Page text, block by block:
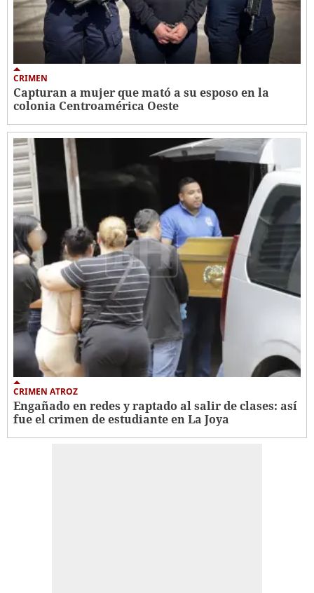
CRIMEN
Capturan a mujer que mató a su esposo en la
colonia Centroamérica Oeste
CRIMEN ATROZ
Engañado en redes y raptado al salir de clases: así
fue el crimen de estudiante en La Joya